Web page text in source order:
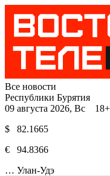
Все новости
Республики Бурятия
09 августа 2026, Вс 18+
$ 82.1665
€ 94.8366
… Улан-Удэ